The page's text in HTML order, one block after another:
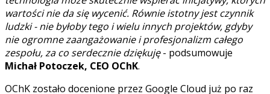
wartości nie da się wycenić. Równie istotny jest czynnik
ludzki - nie byłoby tego i wielu innych projektów, gdyby
nie ogromne zaangażowanie i profesjonalizm całego
zespołu, za co serdecznie dziękuję- podsumowuje
Michał Potoczek, CEO OChK.
OChK zostało docenione przez Google Cloud już po raz